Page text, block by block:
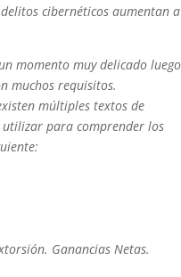
cibernéticos aumentan a
momento muy delicado
muchos requisitos.
múltiples textos de
utilizar para comprender los
Ganancias Netas.